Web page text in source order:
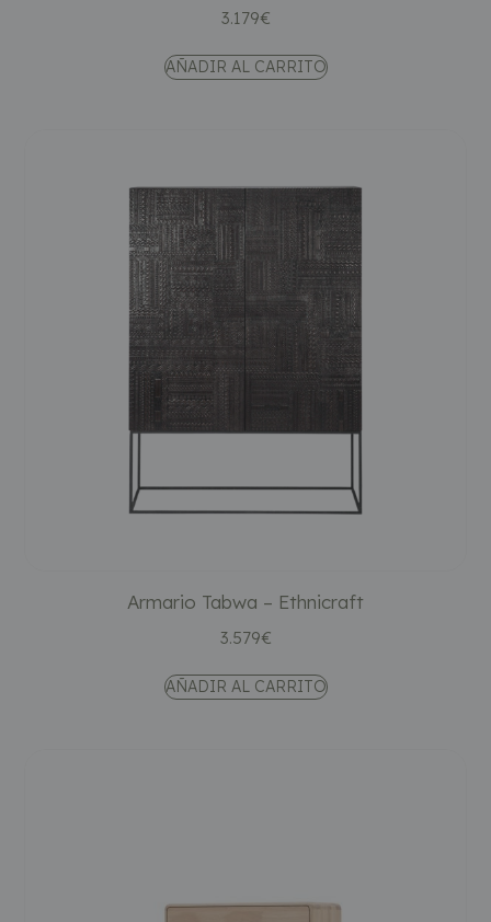
3.179€
AÑADIR AL CARRITO
Armario Tabwa – Ethnicraft
3.579€
AÑADIR AL CARRITO